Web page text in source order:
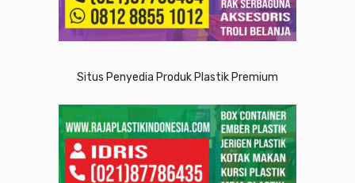
Situs Penyedia Produk Plastik Premium